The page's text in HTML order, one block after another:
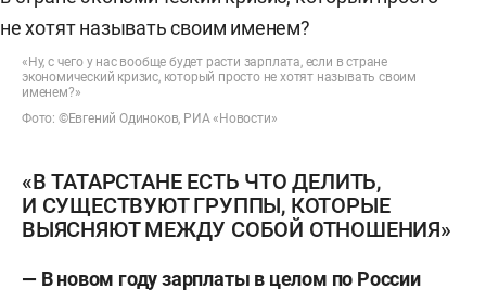
«Ну, с чего у нас вообще будет расти зарплата, если в стране
экономический кризис, который просто не хотят называть своим
именем?»
Фото: ©Евгений Одиноков, РИА «Новости»
«В ТАТАРСТАНЕ ЕСТЬ ЧТО ДЕЛИТЬ,
И СУЩЕСТВУЮТ ГРУППЫ, КОТОРЫЕ
ВЫЯСНЯЮТ МЕЖДУ СОБОЙ ОТНОШЕНИЯ»
— Вновом году зарплаты в целом по России